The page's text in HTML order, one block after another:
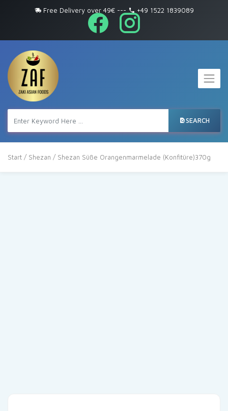
Free Delivery over 49€--- +49 1522 1839089
SEARCH
Start / Shezan / Shezan Süße Orangenmarmelade (Konfitüre)370g